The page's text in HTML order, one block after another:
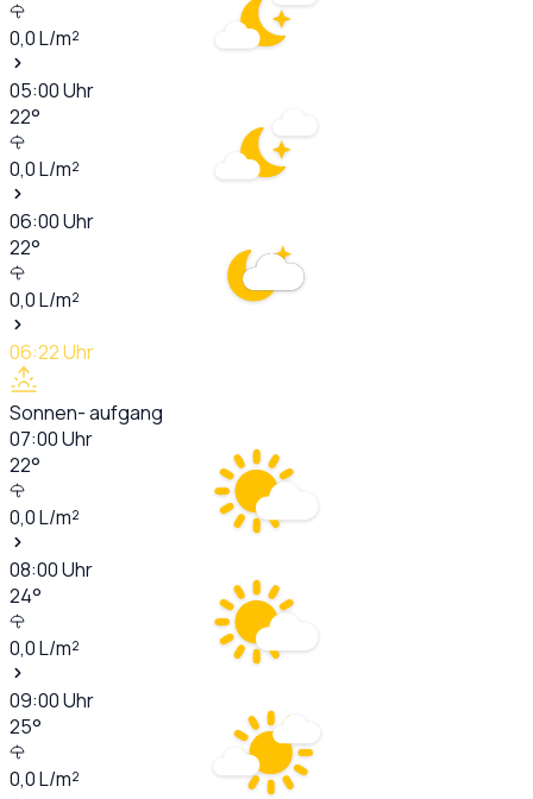
0,0L/m²
05:00Uhr
22°
0,0L/m²
06:00Uhr
22°
0,0L/m²
06:22Uhr
Sonnen- aufgang
07:00Uhr
22°
0,0L/m²
08:00Uhr
24°
0,0L/m²
09:00Uhr
25°
0,0L/m²